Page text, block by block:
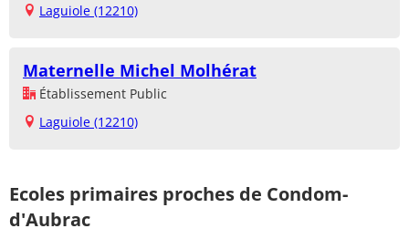
Laguiole (12210)
Maternelle Michel Molhérat
Établissement Public
Laguiole (12210)
Ecoles primaires proches de Condom-
d'Aubrac